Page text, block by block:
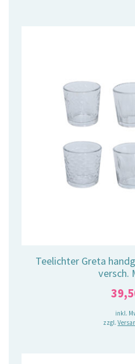
Teelichter Greta
versch.
inkl.
zzgl.